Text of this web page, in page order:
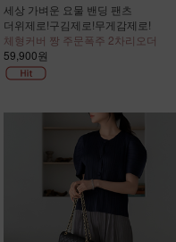
세상 가벼운 요물 밴딩 팬츠
더위제로!구김제로!무게감제로!
체형커버 짱 주문폭주 2차리오더
59,900원